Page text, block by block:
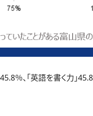
、「英語を書く力」45.8